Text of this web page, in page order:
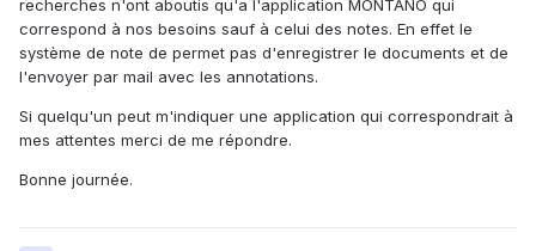
recherches n'ont aboutis qu'a l'application MONTANO qui
correspond à nos besoins sauf à celui des notes. En effet le
système de note de permet pas d'enregistrer le documents et de
l'envoyer par mail avec les annotations.
Si quelqu'un peut m'indiquer une application qui correspondrait à
mes attentes merci de me répondre.
Bonne journée.